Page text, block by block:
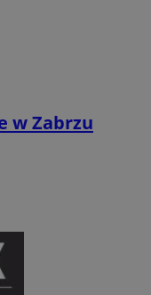
w Zabrzu